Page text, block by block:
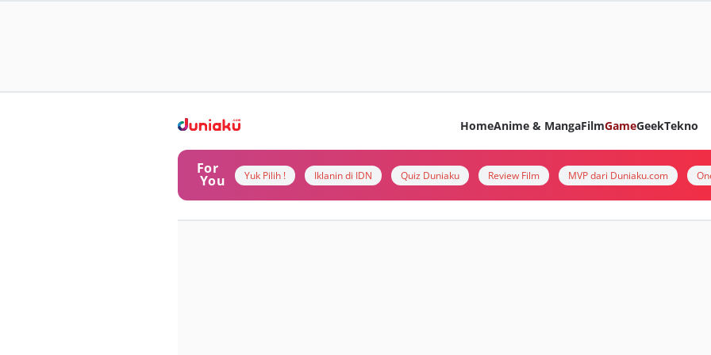
HomeAnime & MangaFilmGameGeekTekno
For
You Yuk Pilih ! Iklanin di IDN Quiz Duniaku Review Film MVP dari Duniaku.com